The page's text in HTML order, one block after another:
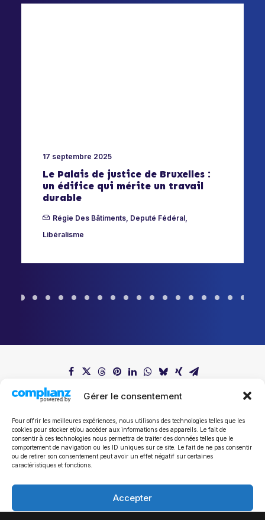
Gérer le consentement
Pour offrir les meilleures expériences, nous utilisons des technologies telles que les
cookies pour stocker et/ou accéder aux informations des appareils. Le fait de
consentir à ces technologies nous permettra de traiter des données telles que le
comportement de navigation ou les ID uniques sur ce site. Le fait de ne pas consentir
ou de retirer son consentement peut avoir un effet négatif sur certaines
caractéristiques et fonctions.
Accepter
17 septembre 2025
Le Palais de justice de Bruxelles :
un édifice qui mérite un travail
durable
Régie Des Bâtiments Deputé Fédéral
Libéralisme
Tous les communiqués de presse